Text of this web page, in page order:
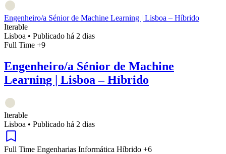
Engenheiro/a Sénior de Machine Learning | Lisboa – Híbrido
Iterable
Lisboa • Publicado há 2 dias
Full Time +9
Engenheiro/a Sénior de Machine
Learning | Lisboa – Híbrido
Iterable
Lisboa • Publicado há 2 dias
Full Time Engenharias Informática Híbrido +6